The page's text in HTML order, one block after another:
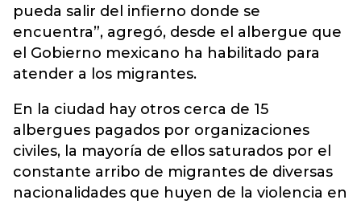
pueda salir del infierno donde se
encuentra”, agregó, desde el albergue que
el Gobierno mexicano ha habilitado para
atender a los migrantes.
En la ciudad hay otros cerca de 15
albergues pagados por organizaciones
civiles, la mayoría de ellos saturados por el
constante arribo de migrantes de diversas
nacionalidades que huyen de la violencia en